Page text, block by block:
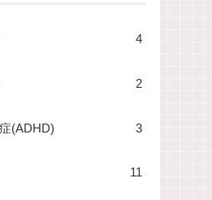
4
2
(ADHD) 3
11